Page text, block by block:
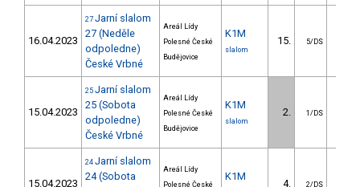
16.04.2023
27 Jarní slalom
27 (Neděle
odpoledne)
České Vrbné
Areál Lídy
Polesné České
Budějovice
K1M
slalom
15. 5/DS
15.04.2023
25 Jarní slalom
25 (Sobota
odpoledne)
České Vrbné
Areál Lídy
Polesné České
Budějovice
K1M
slalom
2. 1/DS
15.04.2023
24 Jarní slalom
24 (Sobota
Areál Lídy
Polesné České
K1M
4. 2/DS